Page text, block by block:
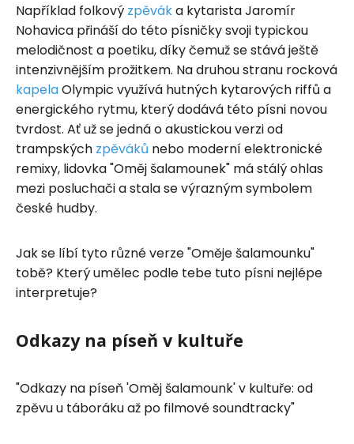
Například folkový zpěváka kytarista Jaromír
Nohavica přináší do této písničky svoji typickou
melodičnost a poetiku, díky čemuž se stává ještě
intenzivnějším prožitkem. Na druhou stranu rocková
kapelaOlympic využívá hutných kytarových riffů a
energického rytmu, který dodává této písni novou
tvrdost. Ať už se jedná o akustickou verzi od
trampských zpěváků nebo moderní elektronické
remixy, lidovka "Oměj šalamounek" má stálý ohlas
mezi posluchači a stala se výrazným symbolem
české hudby.
Jak se líbí tyto různé verze "Oměje šalamounku"
tobě? Který umělec podle tebe tuto písni nejlépe
interpretuje?
Odkazy na píseň v kultuře
"Odkazy na píseň 'Oměj šalamounk' v kultuře: od
zpěvu u táboráku až po filmové soundtracky"